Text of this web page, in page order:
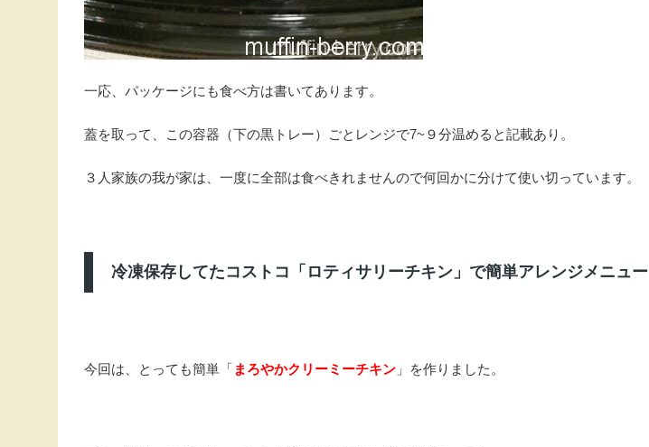
一応、パッケージにも食べ方は書いてあります。
蓋を取って、この容器（下の黒トレー）ごとレンジで7~９分温めると記載あり。
３人家族の我が家は、一度に全部は食べきれませんので何回かに分けて使い切っています。
冷凍保存してたコストコ「ロティサリーチキン」で簡単アレンジメニュー
今回は、とっても簡単「 まろやかクリーミーチキン 」を作りました。